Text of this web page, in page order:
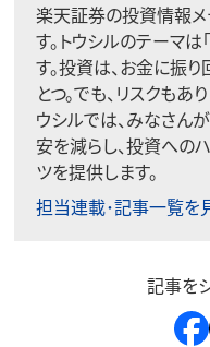
楽天証券の投資情報メ
す。トウシルのテーマ
す。投資は、お金に振
とつ。でも、リスクもあ
ウシルでは、みなさん
安を減らし、投資への
ツを提供します。
担当連載･記事一覧を
記事を